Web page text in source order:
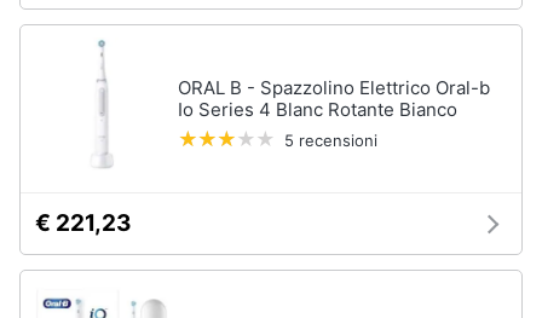
ORAL B - Spazzolino Elettrico Oral-b
Io Series 4 Blanc Rotante Bianco
5 recensioni
€ 221,23